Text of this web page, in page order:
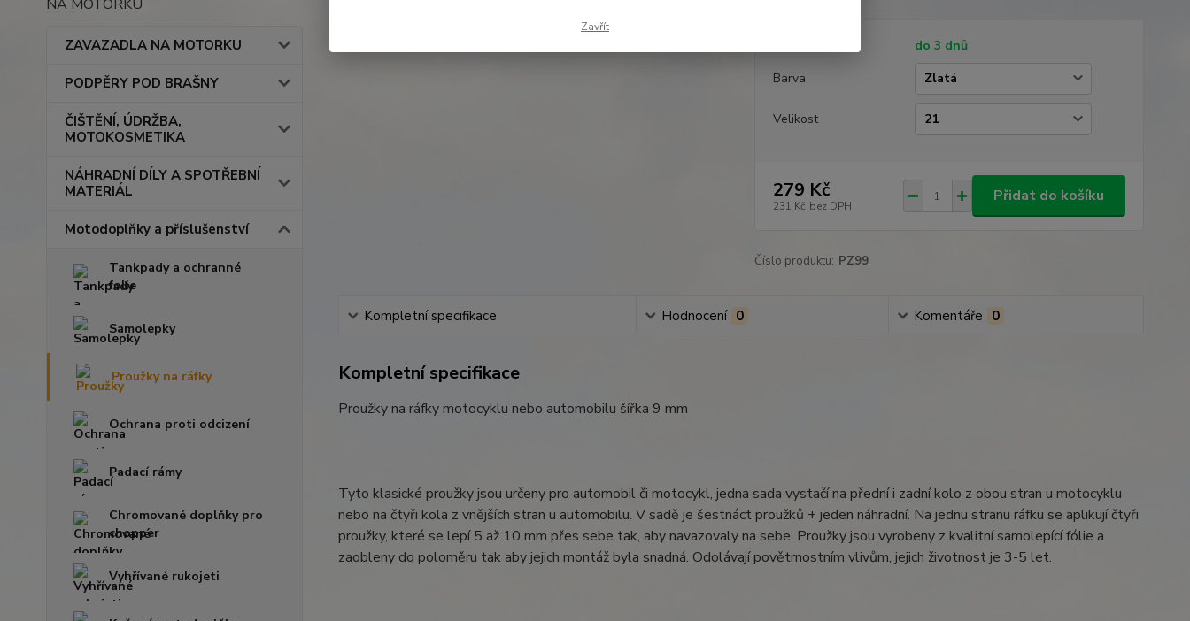
NA MOTORKU
ZAVAZADLA NA MOTORKU
PODPĚRY POD BRAŠNY
ČIŠTĚNÍ, ÚDRŽBA,
MOTOKOSMETIKA
NÁHRADNÍ DÍLY A SPOTŘEBNÍ
MATERIÁL
Motodoplňky a příslušenství
Tankpady a ochranné
folie
Samolepky
Proužky na ráfky
Ochrana proti odcizení
Padací rámy
Chromované doplňky pro
chopper
Vyhřívané rukojeti
do 3 dnů
Barva
Velikost
279 Kč
231 Kč bez DPH
Přidat do košíku
Číslo produktu: PZ99
Kompletní specifikace Hodnocení 0 Komentáře 0
Kompletní specifikace
Proužky na ráfky motocyklu nebo automobilu šířka 9 mm
Tyto klasické proužky jsou určeny pro automobil či motocykl, jedna sada vystačí na přední i zadní kolo z obou stran u motocyklu
nebo na čtyři kola z vnějších stran u automobilu. V sadě je šestnáct proužků + jeden náhradní. Na jednu stranu ráfku se aplikují čtyři
proužky, které se lepí 5 až 10 mm přes sebe tak, aby navazovaly na sebe. Proužky jsou vyrobeny z kvalitní samolepící fólie a
zaobleny do poloměru tak aby jejich montáž byla snadná. Odolávají povětrnostním vlivům, jejich životnost je 3-5 let.
Zavřít